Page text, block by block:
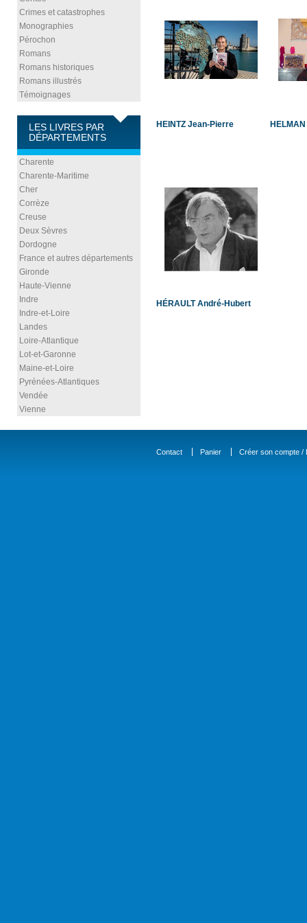
Crimes et catastrophes
Monographies
Pérochon
Romans
Romans historiques
Romans illustrés
Témoignages
LES LIVRES PAR
DÉPARTEMENTS
Charente
Charente-Maritime
Cher
Corrèze
Creuse
Deux Sèvres
Dordogne
France et autres départements
Gironde
Haute-Vienne
Indre
Indre-et-Loire
Landes
Loire-Atlantique
Lot-et-Garonne
Maine-et-Loire
Pyrénées-Atlantiques
Vendée
Vienne
HEINTZ Jean-Pierre
HÉRAULT André-Hubert
Contact Panier Créer son compte /